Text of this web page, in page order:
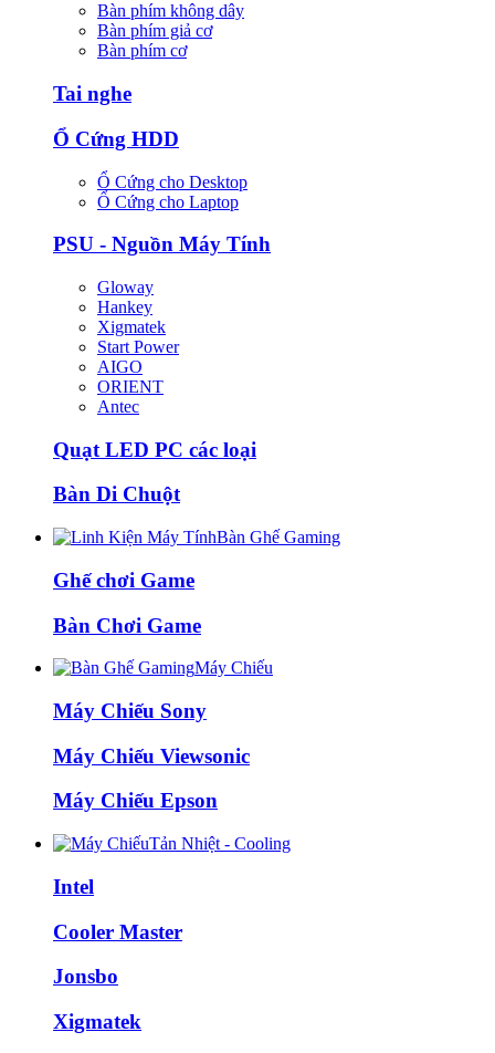
Bàn phím không dây
Bàn phím giả cơ
Bàn phím cơ
Tai nghe
Ổ Cứng HDD
Ổ Cứng cho Desktop
Ổ Cứng cho Laptop
PSU - Nguồn Máy Tính
Gloway
Hankey
Xigmatek
Start Power
AIGO
ORIENT
Antec
Quạt LED PC các loại
Bàn Di Chuột
Bàn Ghế Gaming
Ghế chơi Game
Bàn Chơi Game
Máy Chiếu
Máy Chiếu Sony
Máy Chiếu Viewsonic
Máy Chiếu Epson
Tản Nhiệt - Cooling
Intel
Cooler Master
Jonsbo
Xigmatek